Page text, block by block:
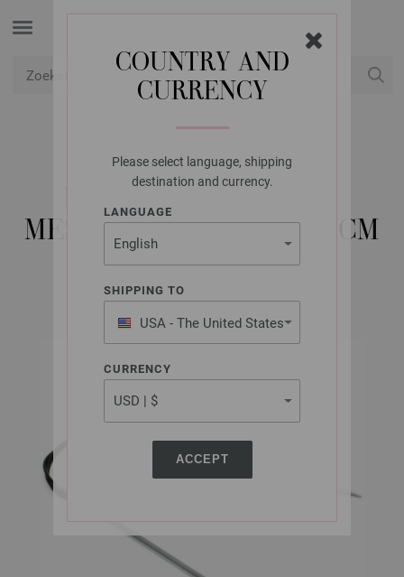
COUNTRY AND
CURRENCY
Please select language, shipping
destination and currency.
LANGUAGE
SHIPPING TO
USA - The United States
of America
CURRENCY
ACCEPT
LANA GROSSA
RONDBREINAALDEN
MESSING DIKTE 4,0/80CM